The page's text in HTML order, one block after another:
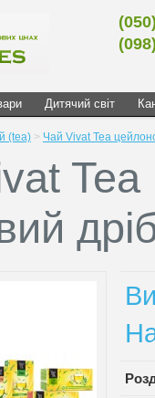
Дитячий світ
(tea) > Чай Vivat Tea